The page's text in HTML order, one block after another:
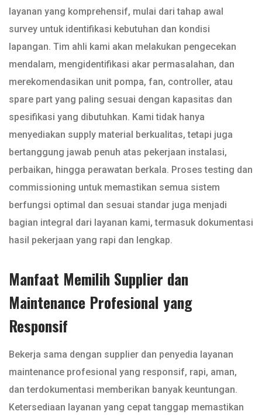
layanan yang komprehensif, mulai dari tahap awal
survey untuk identifikasi kebutuhan dan kondisi
lapangan. Tim ahli kami akan melakukan pengecekan
mendalam, mengidentifikasi akar permasalahan, dan
merekomendasikan unit pompa, fan, controller, atau
spare part yang paling sesuai dengan kapasitas dan
spesifikasi yang dibutuhkan. Kami tidak hanya
menyediakan supply material berkualitas, tetapi juga
bertanggung jawab penuh atas pekerjaan instalasi,
perbaikan, hingga perawatan berkala. Proses testing dan
commissioning untuk memastikan semua sistem
berfungsi optimal dan sesuai standar juga menjadi
bagian integral dari layanan kami, termasuk dokumentasi
hasil pekerjaan yang rapi dan lengkap.
Manfaat Memilih Supplier dan
Maintenance Profesional yang
Responsif
Bekerja sama dengan supplier dan penyedia layanan
maintenance profesional yang responsif, rapi, aman,
dan terdokumentasi memberikan banyak keuntungan.
Ketersediaan layanan yang cepat tanggap memastikan